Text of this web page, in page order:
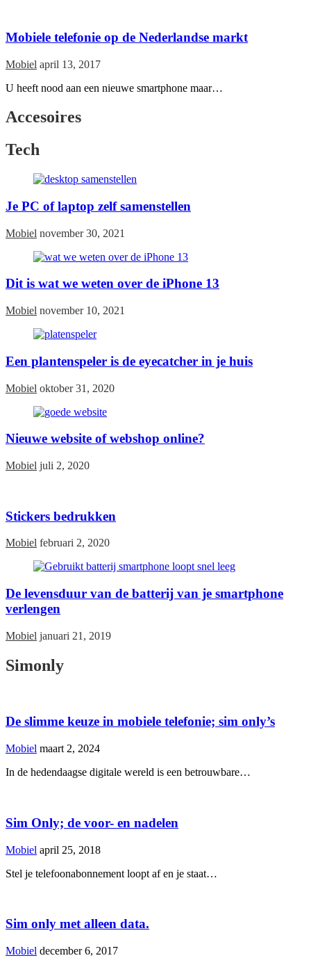
Mobiele telefonie op de Nederlandse markt
Mobiel april 13, 2017
U heeft nood aan een nieuwe smartphone maar…
Accesoires
Tech
Je PC of laptop zelf samenstellen
Mobiel november 30, 2021
Dit is wat we weten over de iPhone 13
Mobiel november 10, 2021
Een plantenspeler is de eyecatcher in je huis
Mobiel oktober 31, 2020
Nieuwe website of webshop online?
Mobiel juli 2, 2020
Stickers bedrukken
Mobiel februari 2, 2020
De levensduur van de batterij van je smartphone
verlengen
Mobiel januari 21, 2019
Simonly
De slimme keuze in mobiele telefonie; sim only’s
Mobiel maart 2, 2024
In de hedendaagse digitale wereld is een betrouwbare…
Sim Only; de voor- en nadelen
Mobiel april 25, 2018
Stel je telefoonabonnement loopt af en je staat…
Sim only met alleen data.
Mobiel december 6, 2017